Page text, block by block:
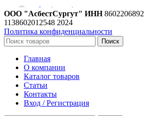
ООО "АсбестСургут" ИНН8602206892
1138602012548 2024
Политика конфиденциальности
Поиск
Главная
О компании
Каталог товаров
Статьи
Контакты
Вход / Регистрация